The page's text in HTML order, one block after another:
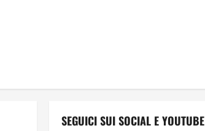
SEGUICI SUI SOCIAL E YOUTUBE